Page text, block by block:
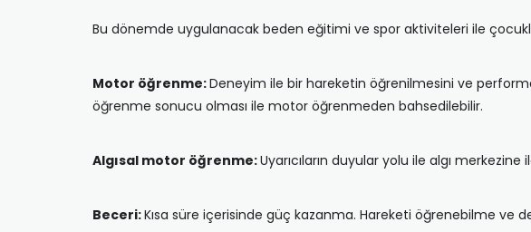
Bu dönemde uygulanacak beden eğitimi ve spor aktiviteleri ile
Motor öğrenme:Deneyim ile bir hareketin öğrenilmesini ve
öğrenme sonucu olması ile motor öğrenmeden bahsedilebilir.
Algısal motor öğrenme:Uyarıcıların duyular yolu ile algı
Beceri:Kısa süre içerisinde güç kazanma. Hareketi öğrenebilme